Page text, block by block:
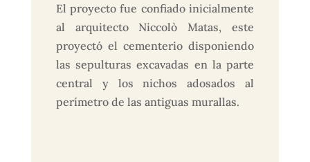
El proyecto fue confiado inicialmente
al arquitecto Niccolò Matas, este
proyectó el cementerio disponiendo
las sepulturas excavadas en la parte
central y los nichos adosados al
perímetro de las antiguas murallas.